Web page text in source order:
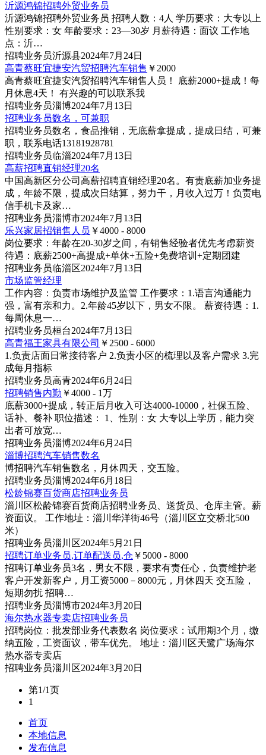
沂源鸿锦招聘外贸业务员
沂源鸿锦招聘外贸业务员 招聘人数：4人 学历要求：大专以上
性别要求：女 年龄要求：23—30岁 月薪待遇：面议 工作地
点：沂…
招聘业务员沂源县2024年7月24日
高青蔡旺宜捷安汽贸招聘汽车销售 ￥2000
高青蔡旺宜捷安汽贸招聘汽车销售人员！ 底薪2000+提成！每
月休息4天！ 有兴趣的可以联系我
招聘业务员淄博2024年7月13日
招聘业务员数名，可兼职
招聘业务员数名，食品推销，无底薪拿提成，提成日结，可兼
职，联系电话13181928781
招聘业务员临淄2024年7月13日
高薪招聘直销经理20名
中国高新区分公司高薪招聘直销经理20名。有责底薪加业务提
成，年龄不限，提成次日结算，努力干，月收入过万！负责电
信手机卡及家…
招聘业务员淄博市2024年7月13日
乐兴家居招销售人员 ￥4000 - 8000
岗位要求：年龄在20-30岁之间，有销售经验者优先考虑薪资
待遇：底薪2500+高提成+单休+五险+免费培训+定期团建
招聘业务员临淄区2024年7月13日
市场监管经理
工作内容：负责市场维护及监管 工作要求：1.语言沟通能力
强，富有亲和力。2.年龄45岁以下，男女不限。 薪资待遇：1.
每周休息一…
招聘业务员桓台2024年7月13日
高青福王家具有限公司 ￥2500 - 6000
1.负责店面日常接待客户 2.负责小区的梳理以及客户需求 3.完
成每月指标
招聘业务员高青2024年6月24日
招聘销售内勤 ￥4000 - 1万
底薪3000+提成，转正后月收入可达4000-10000，社保五险、
话补、餐补 职位描述： 1、性别：女 大专以上学历，能力突
出者可放宽…
招聘业务员淄博2024年6月24日
淄博招聘汽车销售数名
博招聘汽车销售数名，月休四天，交五险。
招聘业务员淄博2024年6月18日
松龄锦赛百货商店招聘业务员
淄川区松龄锦赛百货商店招聘业务员、送货员、仓库主管。薪
资面议。 工作地址：淄川华洋街46号（淄川区立交桥北500
米）
招聘业务员淄川区2024年5月21日
招聘订单业务员,订单配送员,仓 ￥5000 - 8000
招聘订单业务员3名，男女不限，要求有责任心，负责维护老
客户开发新客户，月工资5000－8000元，月休四天 交五险，
短期勿扰 招聘…
招聘业务员淄博市2024年3月20日
海尔热水器专卖店招聘业务员
招聘岗位：批发部业务代表数名 岗位要求：试用期3个月，缴
纳五险，工资面议，带车优先。 地址：淄川区天鹭广场海尔
热水器专卖店
招聘业务员淄川区2024年3月20日
第1/1页
1
首页
本地信息
发布信息